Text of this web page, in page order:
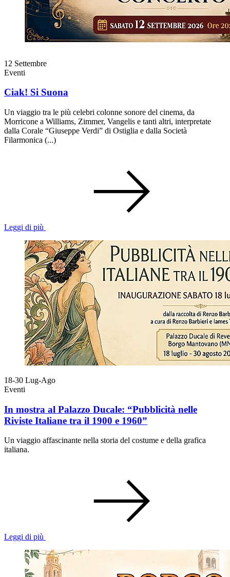
12 Settembre
Eventi
Ciak! Si Suona
Un viaggio tra le più celebri colonne sonore del cinema, da
Morricone a Williams, Zimmer, Vangelis e tanti altri, interpretate
dalla Corale “Giuseppe Verdi” di Ostiglia e dalla Società
Filarmonica (...)
Leggi di più
18-30 Lug-Ago
Eventi
In mostra al Palazzo Ducale: “Pubblicità nelle
Riviste Italiane tra il 1900 e 1960”
Un viaggio affascinante nella storia del costume e della grafica
italiana.
Leggi di più